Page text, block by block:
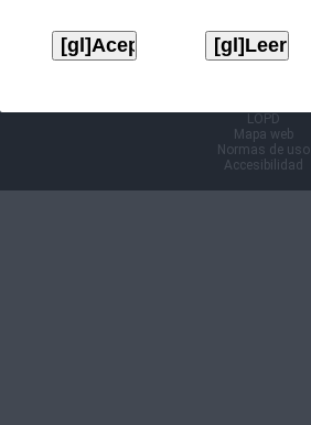
LOPD
Mapa web
Normas de uso
Accesibilidad